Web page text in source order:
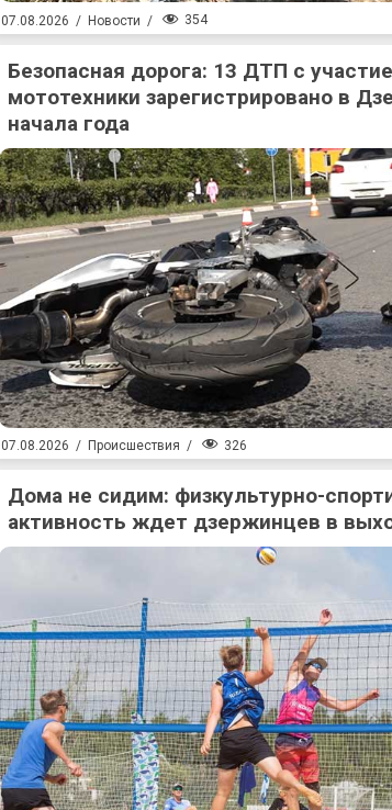
07.08.2026 / Новости / 354
Безопасная дорога: 13 ДТП с
мототехники зарегистрировано в
начала года
07.08.2026 / Происшествия / 326
Дома не сидим: физкультурно-
активность ждет дзержинцев в